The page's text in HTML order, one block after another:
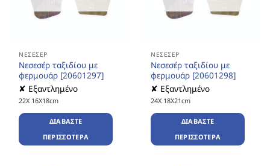
ΝΕΣΕΣΈΡ
Νεσεσέρ ταξιδίου με
φερμουάρ [20601297]
✘ Εξαντλημένο
22X 16X18cm
ΔΙΑΒΆΣΤΕ
ΠΕΡΙΣΣΌΤΕΡΑ
ΝΕΣΕΣΈΡ
Νεσεσέρ ταξιδίου με
φερμουάρ [20601298]
✘ Εξαντλημένο
24X 18X21cm
ΔΙΑΒΆΣΤΕ
ΠΕΡΙΣΣΌΤΕΡΑ